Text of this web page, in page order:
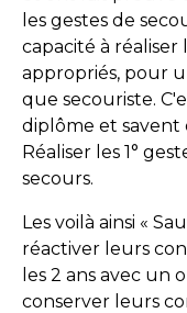
les gestes de
capacité à
appropriés, pour
que secouriste.
diplôme et savent
Réaliser les 1°
secours.
Les voilà ainsi «
réactiver leurs
les 2 ans avec un
conserver leurs